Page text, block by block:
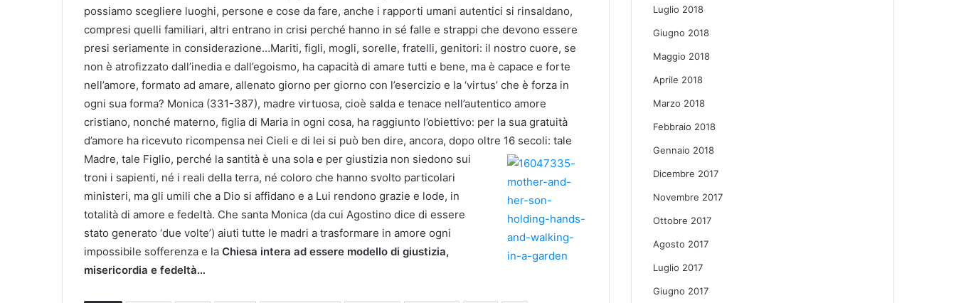
possiamo scegliere luoghi, persone e cose da fare, anche i rapporti umani autentici si rinsaldano,
compresi quelli familiari, altri entrano in crisi perché hanno in sé falle e strappi che devono essere
presi seriamente in considerazione…Mariti, figli, mogli, sorelle, fratelli, genitori: il nostro cuore, se
non è atrofizzato dall’inedia e dall’egoismo, ha capacità di amare tutti e bene, ma è capace e forte
nell’amore, formato ad amare, allenato giorno per giorno con l’esercizio e la ‘virtus’ che è forza in
ogni sua forma? Monica (331-387), madre virtuosa, cioè salda e tenace nell’autentico amore
cristiano, nonché materno, figlia di Maria in ogni cosa, ha raggiunto l’obiettivo: per la sua gratuità
d’amore ha ricevuto ricompensa nei Cieli e di lei si può ben dire, ancora, dopo oltre 16 secoli: tale
Madre, tale Figlio, perché la santità è una sola e per giustizia non siedono sui
troni i sapienti, né i reali della terra, né coloro che hanno svolto particolari
ministeri, ma gli umili che a Dio si affidano e a Lui rendono grazie e lode, in
totalità di amore e fedeltà. Che santa Monica (da cui Agostino dice di essere
stato generato ‘due volte’) aiuti tutte le madri a trasformare in amore ogni
impossibile sofferenza e la Chiesa intera ad essere modello di giustizia,
misericordia e fedeltà…
Luglio 2018
Giugno 2018
Maggio 2018
Aprile 2018
Marzo 2018
Febbraio 2018
Gennaio 2018
Dicembre 2017
Novembre 2017
Ottobre 2017
Agosto 2017
Luglio 2017
Giugno 2017